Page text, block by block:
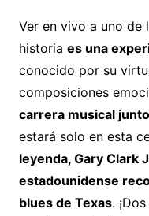
Ver en vivo a uno de
historia es una
conocido por su
composiciones
carrera musical
estará solo en esta
leyenda, Gary Clark
estadounidense
blues de Texas.